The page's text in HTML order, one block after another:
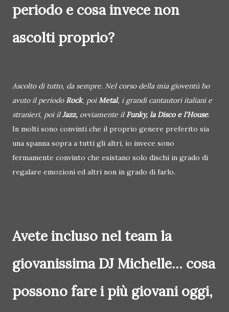
periodo e cosa invece non
ascolti proprio?
Ascolto di tutto, da sempre. Nel corso della mia gioventù ho
avuto il periodoRock, poiMetal, i grandi cantautori italiani e
stranieri, poi ilJazz, ovviamente ilFunky, la Disco e l'House.
In molti sono convinti che il proprio genere preferito sia
una spanna sopra a tutti gli altri, io invece sono
fermamente convinto che esistano solo dischi in grado di
regalare emozioni ed altri non in grado di farlo.
Avete incluso nel team la
giovanissima DJ Michelle... cosa
possono fare i più giovani oggi,